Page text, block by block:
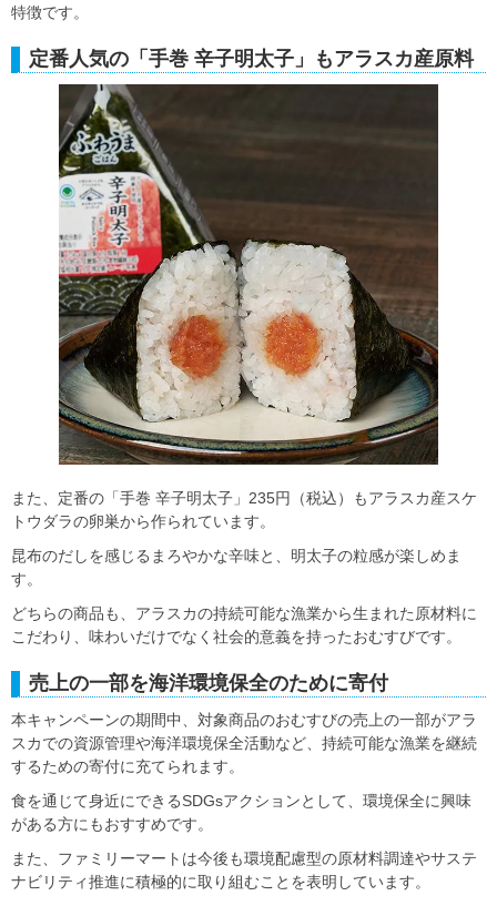
特徴です。
定番人気の「手巻 辛子明太子」もアラスカ産原料
また、定番の「手巻 辛子明太子」235円（税込）もアラスカ産スケ
トウダラの卵巣から作られています。
昆布のだしを感じるまろやかな辛味と、明太子の粒感が楽しめま
す。
どちらの商品も、アラスカの持続可能な漁業から生まれた原材料に
こだわり、味わいだけでなく社会的意義を持ったおむすびです。
売上の一部を海洋環境保全のために寄付
本キャンペーンの期間中、対象商品のおむすびの売上の一部がアラ
スカでの資源管理や海洋環境保全活動など、持続可能な漁業を継続
するための寄付に充てられます。
食を通じて身近にできるSDGsアクションとして、環境保全に興味
がある方にもおすすめです。
また、ファミリーマートは今後も環境配慮型の原材料調達やサステ
ナビリティ推進に積極的に取り組むことを表明しています。